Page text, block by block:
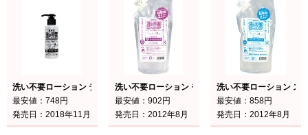
洗い不要ローション デオケア 145ml
最安値：748円
発売日：2018年11月
洗い不要ローション モイスト モイスト
最安値：902円
発売日：2012年8月
洗い不要ローション ス
最安値：858円
発売日：2012年8月